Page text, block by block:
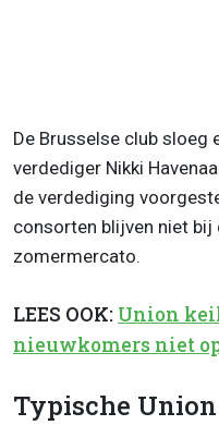
De Brusselse club sloeg
verdediger Nikki
de verdediging
consorten blijven niet bij
zomermercato.
LEES OOK: Union
nieuwkomers niet
Typische